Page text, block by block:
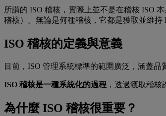
所謂的 ISO 稽核，實際上並不是在稽核 ISO
稽核）。無論是何種稽核，它都是獲取並維持
ISO 稽核的定義與意義
目前，ISO 管理系統標準的範圍廣泛，涵蓋品
ISO 稽核是一種系統化的過程 ，透過獲取稽
為什麼 ISO 稽核很重要？